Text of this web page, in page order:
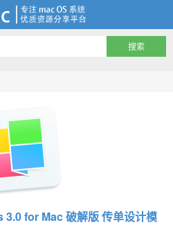
for Mac 破解版 传单设计模